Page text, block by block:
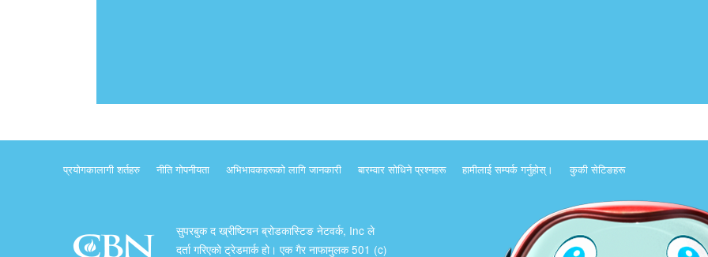
प्रयोगकालागी शर्तहरु नीति गोपनीयता अभिभावकहरूको लागि जानकारी बारम्वार साेधिने प्रश्नहरू हामीलाई सम्पर्क गर्नुहोस्। कुकी सेटिङहरू
सुपरबुक द ख्रीष्टियन ब्रोडकास्टिङ नेटवर्क, Inc ले
दर्ता गरिएको ट्रेडमार्क हो। एक गैर नाफामुलक 501 (c)